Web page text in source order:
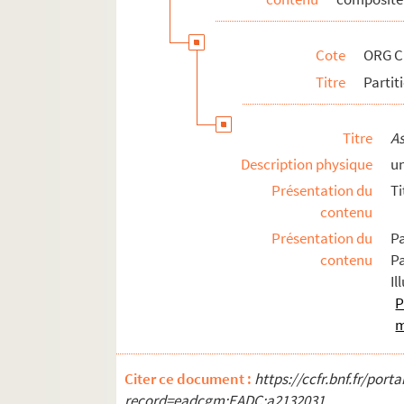
ORG C.4/2. Partitions de David,
ORG C.4/2. Partitions de Davis, Jeff,
ORG C.4/2. Partitions de Davon,
ORG C.4/2. Partitions de Dégerine,
ORG C.4/2. Partitions de Dehette,
ORG C.4/2. Partitions de Delbecq,
ORG C.4/2. Partitions de Delettre,
ORG C.4/2. Partitions de Delmet,
ORG C.4/2. Partitions de Del-Raiter
ORG C.4/2. Partitions de Delugg,
ORG C.4/3. Partitions de Denoncin,
ORG C.4/3. Partitions de Denza,
ORG C.4/3. Partitions de Dequin,
Cote
ORG
Titre
Titre
Description physique
Présentation du
contenu
Présentation du
contenu
Citer ce document : https://ccfr.bnf.fr/